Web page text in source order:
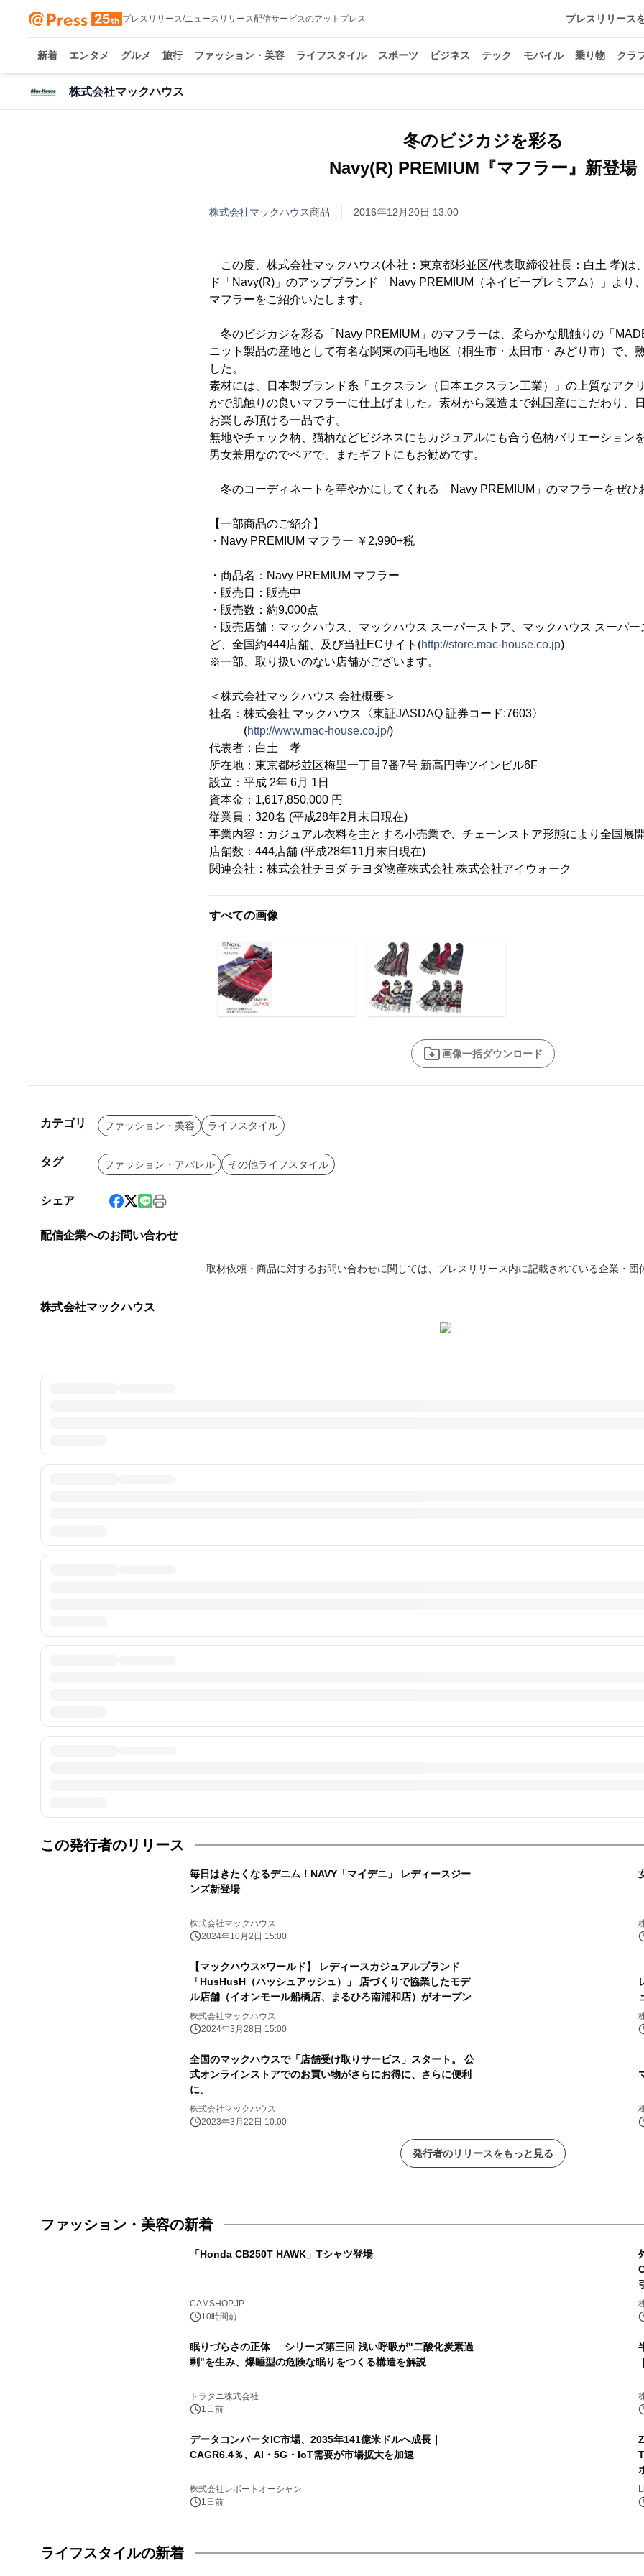
プレスリリース/ニュースリリース配信サービスのアットプレス プレスリリース
新着 エンタメ グルメ 旅行 ファッション・美容 ライフスタイル スポーツ ビジネス テック モバイル 乗り物 クラ
株式会社マックハウス
冬のビジカジを彩る
Navy(R) PREMIUM『マフラー』新登場
株式会社マックハウス商品 2016年12月20日 13:00
この度、株式会社マックハウス(本社：東京都杉並区/代表取締役社長：白土 孝)は
ド「Navy(R)」のアップブランド「Navy PREMIUM（ネイビープレミアム）」より
マフラーをご紹介いたします。
冬のビジカジを彩る「Navy PREMIUM」のマフラーは、柔らかな肌触りの「
ニット製品の産地として有名な関東の両毛地区（桐生市・太田市・みどり市）で、
した。
素材には、日本製ブランド糸「エクスラン（日本エクスラン工業）」の上質なアク
かで肌触りの良いマフラーに仕上げました。素材から製造まで純国産にこだわり、
お楽しみ頂ける一品です。
無地やチェック柄、猫柄などビジネスにもカジュアルにも合う色柄バリエーション
男女兼用なのでペアで、またギフトにもお勧めです。
冬のコーディネートを華やかにしてくれる「Navy PREMIUM」のマフラーをぜ
【一部商品のご紹介】
・Navy PREMIUM マフラー ￥2,990+税
・商品名：Navy PREMIUM マフラー
・販売日：販売中
・販売数：約9,000点
・販売店舗：マックハウス、マックハウス スーパーストア、マックハウス スーパ
ど、全国約444店舗、及び当社ECサイト(http://store.mac-house.co.jp)
※一部、取り扱いのない店舗がございます。
＜株式会社マックハウス 会社概要＞
社名：株式会社 マックハウス〈東証JASDAQ 証券コード:7603〉
(http://www.mac-house.co.jp/)
代表者：白土 孝
所在地：東京都杉並区梅里一丁目7番7号 新高円寺ツインビル6F
設立：平成 2年 6月 1日
資本金：1,617,850,000 円
従業員：320名 (平成28年2月末日現在)
事業内容：カジュアル衣料を主とする小売業で、チェーンストア形態により全国展開
店舗数：444店舗 (平成28年11月末日現在)
関連会社：株式会社チヨダ チヨダ物産株式会社 株式会社アイウォーク
すべての画像
画像一括ダウンロード
カテゴリ ファッション・美容 ライフスタイル
タグ ファッション・アパレル その他ライフスタイル
シェア
配信企業へのお問い合わせ
取材依頼・商品に対するお問い合わせに関しては、プレスリリース内に記載されている企業・団
株式会社マックハウス
この発行者のリリース
毎日はきたくなるデニム！NAVY「マイデニ」 レディースジー
ンズ新登場
株式会社マックハウス
2024年10月2日 15:00
【マックハウス×ワールド】 レディースカジュアルブランド
「HusHusH（ハッシュアッシュ）」 店づくりで協業したモデ
ル店舗（イオンモール船橋店、まるひろ南浦和店）がオープン
株式会社マックハウス
2024年3月28日 15:00
全国のマックハウスで「店舗受け取りサービス」スタート。 公
式オンラインストアでのお買い物がさらにお得に、さらに便利
に。
株式会社マックハウス
2023年3月22日 10:00
発行者のリリースをもっと見る
ファッション・美容の新着
「Honda CB250T HAWK」Tシャツ登場
CAMSHOP.JP
10時間前
引
眠りづらさの正体──シリーズ第三回 浅い呼吸が"二酸化炭素過
剰"を生み、爆睡型の危険な眠りをつくる構造を解説
トラタニ株式会社
1日前
データコンバータIC市場、2035年141億米ドルへ成長｜
CAGR6.4％、AI・5G・IoT需要が市場拡大を加速
株式会社レポートオーシャン
1日前
ライフスタイルの新着